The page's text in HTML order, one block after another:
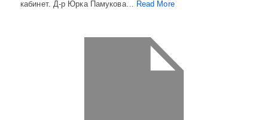
кабинет. Д-р Юрка Памукова… Read More